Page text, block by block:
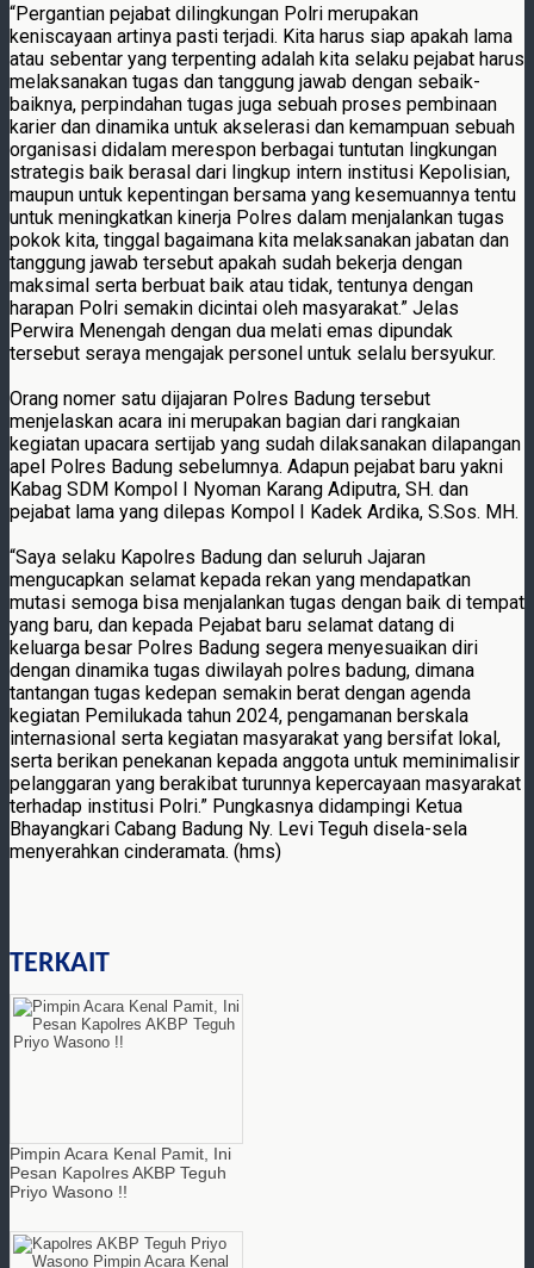
“Pergantian pejabat dilingkungan Polri merupakan
keniscayaan artinya pasti terjadi. Kita harus siap apakah lama
atau sebentar yang terpenting adalah kita selaku pejabat harus
melaksanakan tugas dan tanggung jawab dengan sebaik-
baiknya, perpindahan tugas juga sebuah proses pembinaan
karier dan dinamika untuk akselerasi dan kemampuan sebuah
organisasi didalam merespon berbagai tuntutan lingkungan
strategis baik berasal dari lingkup intern institusi Kepolisian,
maupun untuk kepentingan bersama yang kesemuannya tentu
untuk meningkatkan kinerja Polres dalam menjalankan tugas
pokok kita, tinggal bagaimana kita melaksanakan jabatan dan
tanggung jawab tersebut apakah sudah bekerja dengan
maksimal serta berbuat baik atau tidak, tentunya dengan
harapan Polri semakin dicintai oleh masyarakat.” Jelas
Perwira Menengah dengan dua melati emas dipundak
tersebut seraya mengajak personel untuk selalu bersyukur.
Orang nomer satu dijajaran Polres Badung tersebut
menjelaskan acara ini merupakan bagian dari rangkaian
kegiatan upacara sertijab yang sudah dilaksanakan dilapangan
apel Polres Badung sebelumnya. Adapun pejabat baru yakni
Kabag SDM Kompol I Nyoman Karang Adiputra, SH. dan
pejabat lama yang dilepas Kompol I Kadek Ardika, S.Sos. MH.
“Saya selaku Kapolres Badung dan seluruh Jajaran
mengucapkan selamat kepada rekan yang mendapatkan
mutasi semoga bisa menjalankan tugas dengan baik di tempat
yang baru, dan kepada Pejabat baru selamat datang di
keluarga besar Polres Badung segera menyesuaikan diri
dengan dinamika tugas diwilayah polres badung, dimana
tantangan tugas kedepan semakin berat dengan agenda
kegiatan Pemilukada tahun 2024, pengamanan berskala
internasional serta kegiatan masyarakat yang bersifat lokal,
serta berikan penekanan kepada anggota untuk meminimalisir
pelanggaran yang berakibat turunnya kepercayaan masyarakat
terhadap institusi Polri.” Pungkasnya didampingi Ketua
Bhayangkari Cabang Badung Ny. Levi Teguh disela-sela
menyerahkan cinderamata. (hms)
TERKAIT
Pimpin Acara Kenal Pamit, Ini
Pesan Kapolres AKBP Teguh
Priyo Wasono !!